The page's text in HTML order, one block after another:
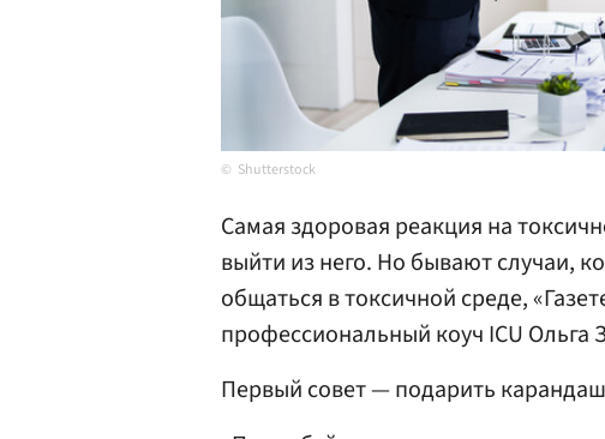
Shutterstock
Самая здоровая реакция на
выйти из него. Но бывают случаи,
общаться в токсичной среде,
профессиональный коуч ICU Ольга
Первый совет — подарить